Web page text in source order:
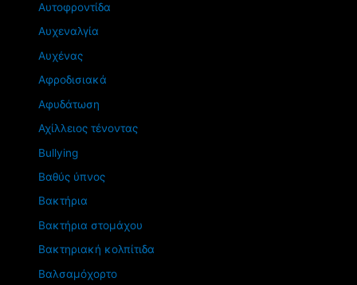
Αυτοφροντίδα
Αυχεναλγία
Αυχένας
Αφροδισιακά
Αφυδάτωση
Αχίλλειος τένοντας
Βullying
Βαθύς ύπνος
Βακτήρια
Βακτήρια στομάχου
Βακτηριακή κολπίτιδα
Βαλσαμόχορτο